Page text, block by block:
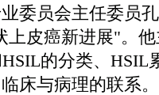
委员会主任委员
上皮癌新进展"。
的分类、HSIL
床与病理的联系